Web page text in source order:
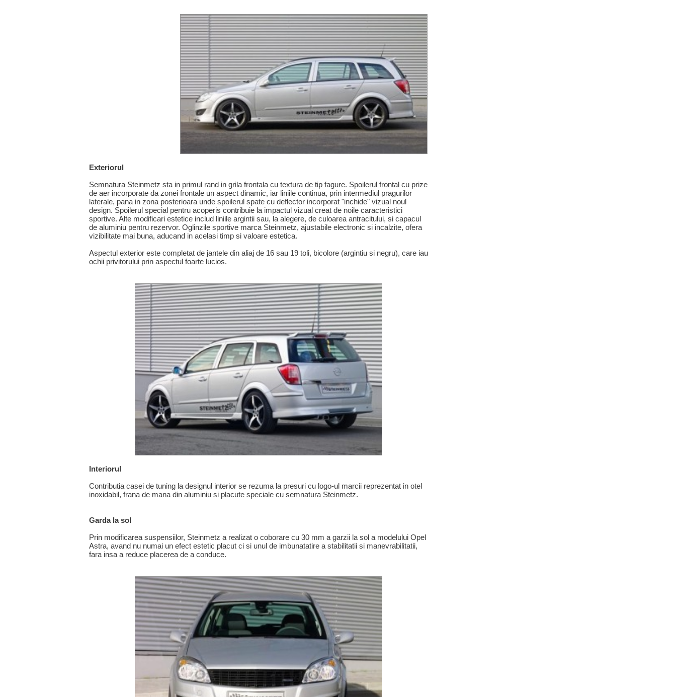
Exteriorul
Semnatura Steinmetz sta in primul rand in grila frontala cu textura de tip fagure. Spoilerul frontal cu prize
de aer incorporate da zonei frontale un aspect dinamic, iar liniile continua, prin intermediul pragurilor
laterale, pana in zona posterioara unde spoilerul spate cu deflector incorporat "inchide" vizual noul
design. Spoilerul special pentru acoperis contribuie la impactul vizual creat de noile caracteristici
sportive. Alte modificari estetice includ liniile argintii sau, la alegere, de culoarea antracitului, si capacul
de aluminiu pentru rezervor. Oglinzile sportive marca Steinmetz, ajustabile electronic si incalzite, ofera
vizibilitate mai buna, aducand in acelasi timp si valoare estetica.
Aspectul exterior este completat de jantele din aliaj de 16 sau 19 toli, bicolore (argintiu si negru), care iau
ochii privitorului prin aspectul foarte lucios.
Interiorul
Contributia casei de tuning la designul interior se rezuma la presuri cu logo-ul marcii reprezentat in otel
inoxidabil, frana de mana din aluminiu si placute speciale cu semnatura Steinmetz.
Garda la sol
Prin modificarea suspensiilor, Steinmetz a realizat o coborare cu 30 mm a garzii la sol a modelului Opel
Astra, avand nu numai un efect estetic placut ci si unul de imbunatatire a stabilitatii si manevrabilitatii,
fara insa a reduce placerea de a conduce.